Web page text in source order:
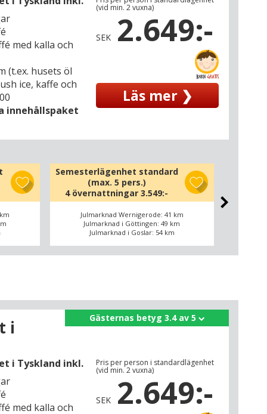
med kalla och
(t.ex. husets öl
ice, kaffe och
innehållspaket
(vid min. 2 vuxna)
SEK 2.649:-
Läs mer ❯
Semesterlägenhet standard
(max. 5 pers.)
4 övernattningar3.549:-
Julmarknad Wernigerode: 41 km
Julmarknad i Göttingen: 49 km
Julmarknad i Goslar: 54 km
i
i Tyskland inkl.
med kalla och
Pris per person i standardlägenhet
(vid min. 2 vuxna)
SEK 2.649:-
Gästernas betyg 3.4 av 5